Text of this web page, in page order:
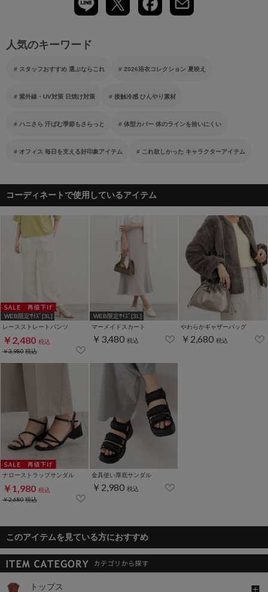
人気のキーワード
スタッフおすすめ 選ぶならこれ 2026浴衣コレクション 夏映え
紫外線・UV対策 日焼け対策 接触冷感 ひんやり素材
ハニさら 汗ばむ季節もさらっと 体型カバー 体のラインを拾いにくい
オフィス 毎日を支える好印象アイテム これ欲しかった キャラクターアイテム
コーディネートで使用しているアイテム
WEB限定ｻｲｽﾞ[3L]
レースストレートパンツ
￥2,480 税込
￥3,980税込
WEB限定ｻｲｽﾞ[3L]
マーメイドスカート
￥3,480 税込
わらかギャザーバッグ
￥2,680 税込
ナローストラップサンダル
￥1,980 税込
￥2,680税込
金具使い厚底サンダル
￥2,980 税込
このアイテムを見ている方におすすめ
トップス